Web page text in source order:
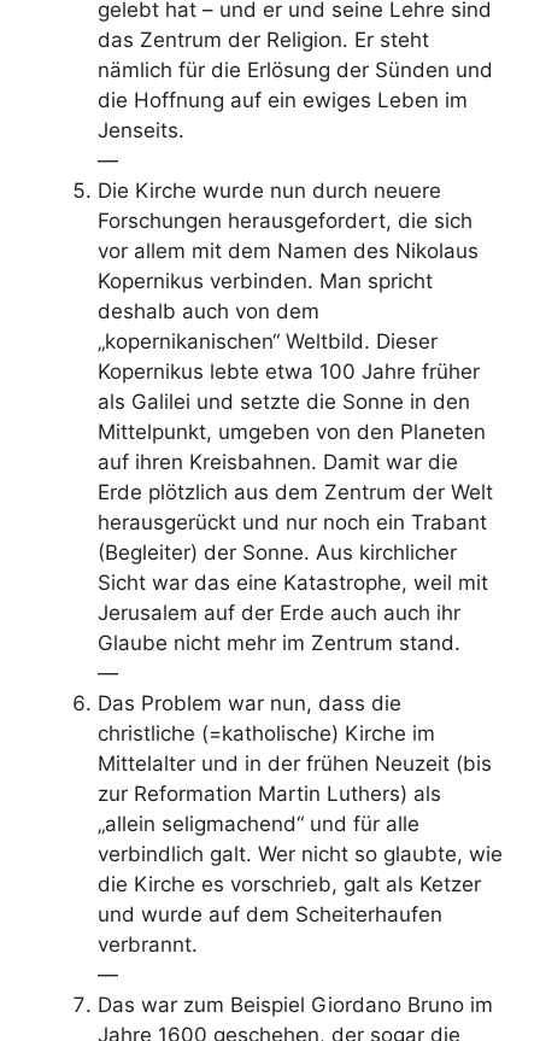
gelebt hat – und er und seine Lehre sind
das Zentrum der Religion. Er steht
nämlich für die Erlösung der Sünden und
die Hoffnung auf ein ewiges Leben im
Jenseits.
—
Die Kirche wurde nun durch neuere
Forschungen herausgefordert, die sich
vor allem mit dem Namen des Nikolaus
Kopernikus verbinden. Man spricht
deshalb auch von dem
„kopernikanischen“ Weltbild. Dieser
Kopernikus lebte etwa 100 Jahre früher
als Galilei und setzte die Sonne in den
Mittelpunkt, umgeben von den Planeten
auf ihren Kreisbahnen. Damit war die
Erde plötzlich aus dem Zentrum der Welt
herausgerückt und nur noch ein Trabant
(Begleiter) der Sonne. Aus kirchlicher
Sicht war das eine Katastrophe, weil mit
Jerusalem auf der Erde auch auch ihr
Glaube nicht mehr im Zentrum stand.
—
Das Problem war nun, dass die
christliche (=katholische) Kirche im
Mittelalter und in der frühen Neuzeit (bis
zur Reformation Martin Luthers) als
„allein seligmachend“ und für alle
verbindlich galt. Wer nicht so glaubte, wie
die Kirche es vorschrieb, galt als Ketzer
und wurde auf dem Scheiterhaufen
verbrannt.
—
Das war zum Beispiel Giordano Bruno im
Jahre 1600 geschehen, der sogar die